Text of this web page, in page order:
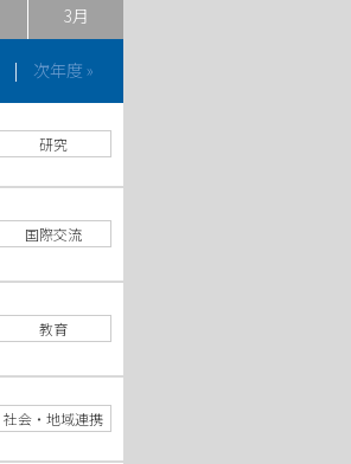
3月
| 次年度 »
研究
国際交流
教育
社会・地域連携